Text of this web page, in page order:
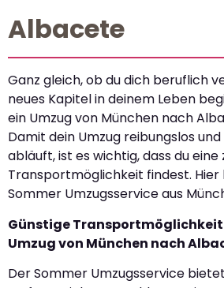
Albacete
Ganz gleich, ob du dich beruflich
neues Kapitel in deinem Leben
ein Umzug von München nach
Damit dein Umzug reibungslos
abläuft, ist es wichtig, dass du eine
Transportmöglichkeit findest.
Sommer Umzugsservice aus
Günstige
Umzug von München nach
Der Sommer Umzugsservice